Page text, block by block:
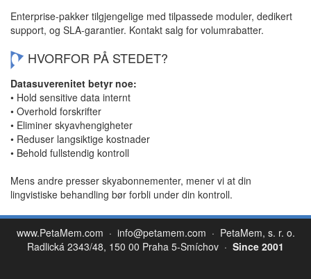
Enterprise-pakker tilgjengelige med tilpassede moduler, dedikert
support, og SLA-garantier. Kontakt salg for volumrabatter.
HVORFOR PÅ STEDET?
Datasuverenitet betyr noe:
• Hold sensitive data internt
• Overhold forskrifter
• Eliminer skyavhengigheter
• Reduser langsiktige kostnader
• Behold fullstendig kontroll
Mens andre presser skyabonnementer, mener vi at din
lingvistiske behandling bør forbli under din kontroll.
www.PetaMem.com · info@petamem.com · PetaMem, s. r. o.
Radlická 2343/48, 150 00 Praha 5-Smíchov · Since 2001